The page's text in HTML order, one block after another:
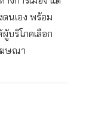
นเอง พร้อม
บริโภคเลือก
ฆษณา